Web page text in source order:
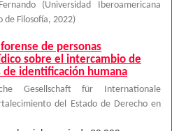
(Universidad Iberoamericana
de Filosofía, 2022)
de personas
sobre el intercambio de
de identificación humana
Gesellschaft für Internationale
del Estado de Derecho en